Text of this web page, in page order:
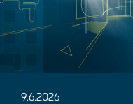
9.6.2026